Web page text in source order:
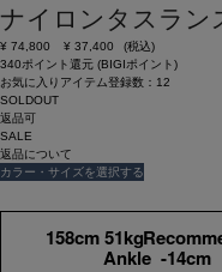
ナイロンタスラン
¥ 74,800 ¥ 37,400
(税込)
340ポイント還元 (BIGIポイント)
お気に入りアイテム登録数： 12
SOLDOUT
返品可
SALE
返品について
カラー・サイズを選択する
158cm
Ankle -14cm